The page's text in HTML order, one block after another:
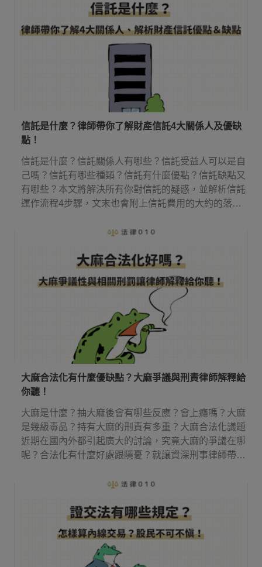
信託是什麼？律師帶你了解財產信託4大關係人及優缺
點！
信託是什麼？信託關係人有哪些？信託受益人可以是自
己嗎？信託有哪些種類？信託有什麼優點？信託缺點又
有哪些？本文將解決所有你對信託的疑惑，並解析信託
運作流程4步驟，文末也會附上信託費用的大約的落
大麻合法化有什麼優缺點？大麻爭議與刑責律師解釋給
你聽！
大麻是什麼？抽大麻後會有哪些反應？會上癮嗎？大麻
是幾級毒品？持有大麻的刑責有多重？大麻合法化議題
近期在國內外都引起廣大的討論，究竟大麻的爭議在哪
呢？合法化有什麼好處跟隱憂？就讓資深刑事律師帶你